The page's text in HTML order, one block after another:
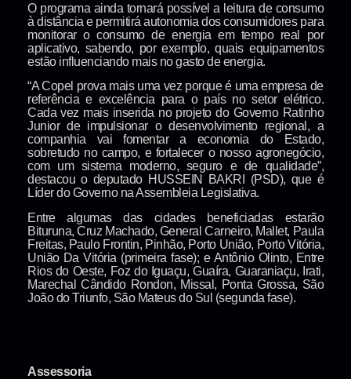
O programa ainda tornará possível a leitura de consumo
à distância e permitirá autonomia dos consumidores para
monitorar o consumo de energia em tempo real por
aplicativo, sabendo, por exemplo, quais equipamentos
estão influenciando mais no gasto de energia.
“A Copel prova mais uma vez porque é uma empresa de
referência e excelência para o país no setor elétrico.
Cada vez mais inserida no projeto do Governo Ratinho
Junior de impulsionar o desenvolvimento regional, a
companhia vai fomentar a economia do Estado,
sobretudo no campo, e fortalecer o nosso agronegócio,
com um sistema moderno, seguro e de qualidade”,
destacou o deputado HUSSEIN BAKRI (PSD), que é
Líder do Governo na Assembleia Legislativa.
Entre algumas das cidades beneficiadas estarão
Bituruna, Cruz Machado, General Carneiro, Mallet, Paula
Freitas, Paulo Frontin, Pinhão, Porto União, Porto Vitória,
União Da Vitória (primeira fase); e Antônio Olinto, Entre
Rios do Oeste, Foz do Iguaçu, Guaíra, Guaraniaçu, Irati,
Marechal Cândido Rondon, Missal, Ponta Grossa, São
João do Triunfo, São Mateus do Sul (segunda fase).
Assessoria